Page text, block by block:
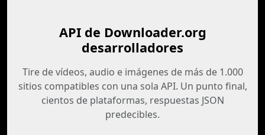
API de Downloader.org
desarrolladores
Tire de vídeos, audio e imágenes de más de 1.000
sitios compatibles con una sola API. Un punto final,
cientos de plataformas, respuestas JSON
predecibles.